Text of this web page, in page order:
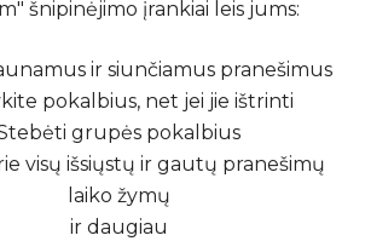
šnipinėjimo įrankiai leis jums:
ir siunčiamus pranešimus
pokalbius, net jei jie ištrinti
grupės pokalbius
visų išsiųstų ir gautų pranešimų
laiko žymų
ir daugiau